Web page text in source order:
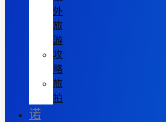
外
旅
游
攻
略
旅
拍
诺